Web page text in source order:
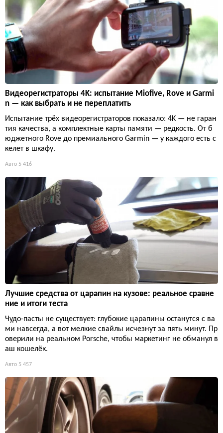
Видеорегистраторы 4K: испытание Miofive, Rove и Garmi
n — как выбрать и не переплатить
Испытание трёх видеорегистраторов показало: 4K — не гаран
тия качества, а комплектные карты памяти — редкость. От б
юджетного Rove до премиального Garmin — у каждого есть с
келет в шкафу.
Авто 5 416
Лучшие средства от царапин на кузове: реальное сравне
ние и итоги теста
Чудо-пасты не существует: глубокие царапины останутся с ва
ми навсегда, а вот мелкие свайлы исчезнут за пять минут. Пр
оверили на реальном Porsche, чтобы маркетинг не обманул в
аш кошелёк.
Авто 5 457